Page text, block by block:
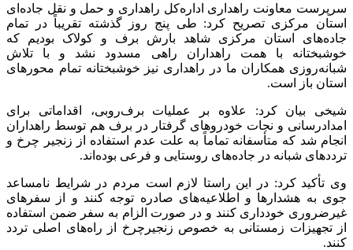
سرپرست معاونت راهداری اداره‌کل راهداری و حمل و نقل جاده‌ای
استان مرکزی تصریح کرد: طی پنج روز گذشته تقریباً در تمام
جاده‌های استان مرکزی شاهد بارش برف و کولاک بودیم که
خوشبختانه با همت راهداران راهی مسدود نشد و با تلاش
شبانه‌روزی همکاران ما در راهداری نیز خوشبختانه تمام محورهای
استان باز است.
شیخی بیان کرد: علاوه بر عملیات برف‌روبی، اقداماتی برای
امدادرسانی و نجات خودروهای گرفتار در برف هم توسط راهداران
انجام شد که متأسفانه تماماً به علت عدم استفاده از زنجیر چرخ و
ترددهای شبانه در جاده‌های روستایی و فرعی بوده‌اند.
وی تأکید کرد: در این راستا لازم است مردم در شرایط نامساعد
جوی به هشدارها و اطلاعیه‌های صادره توجه کنند و از سفرهای
غیرضروری خودداری کنند و در صورت الزام به سفر ضمن استفاده
از تجهیزات زمستانی به خصوص زنجیرچرخ از راه‌های اصلی تردد
کنند.